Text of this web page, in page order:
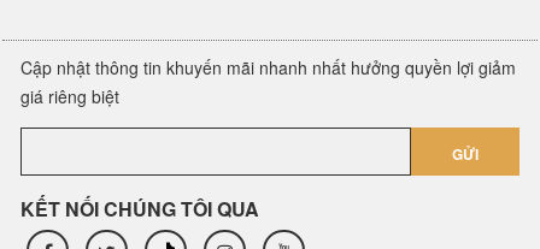
Cập nhật thông tin khuyến mãi nhanh nhất hưởng quyền lợi giảm
giá riêng biệt
GỬI
KẾT NỐI CHÚNG TÔI QUA